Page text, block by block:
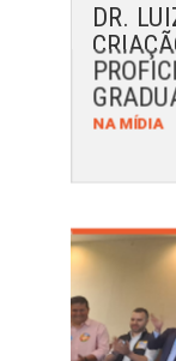
DR.
NA MÍDIA